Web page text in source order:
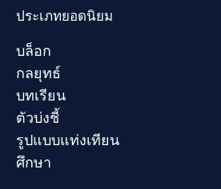
ประเภทยอดนิยม
บล็อก
กลยุทธ์
บทเรียน
ตัวบ่งชี้
รูปแบบแท่งเทียน
ศึกษา